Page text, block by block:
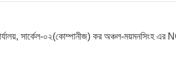
সার্কেল-০২(কোম্পানীজ) কর অঞ্চল-ময়মনসিংহ এর